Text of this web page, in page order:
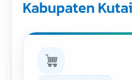
Kabupaten